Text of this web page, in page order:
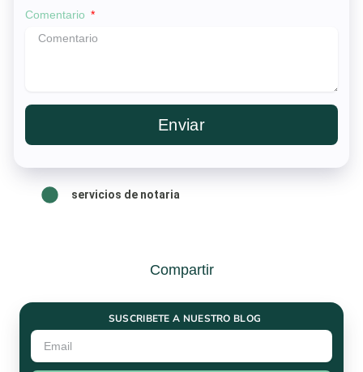
Comentario
Enviar
servicios de notaria
Compartir
SUSCRIBETE A NUESTRO BLOG